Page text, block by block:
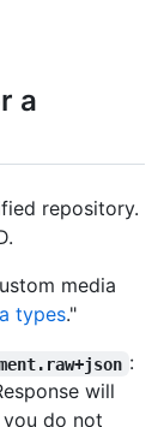
a
repository.
media
types."
:
will
do not